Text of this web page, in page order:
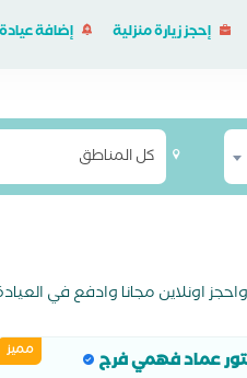
إحجز زيارة منزلية إضافة
كل المناطق
مميز عماد فهمي فرج